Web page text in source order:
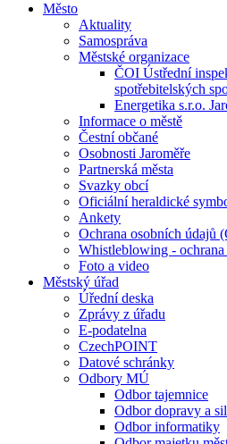
Město
Aktuality
Samospráva
Městské organizace
ČOI Ústřední
spotřebitelských
Energetika s.r.o.
Informace o městě
Čestní občané
Osobnosti Jaroměře
Partnerská města
Svazky obcí
Oficiální heraldické
Ankety
Ochrana osobních údajů
Whistleblowing - ochrana
Foto a video
Městský úřad
Úřední deska
Zprávy z úřadu
E-podatelna
CzechPOINT
Datové schránky
Odbory MÚ
Odbor tajemnice
Odbor dopravy a
Odbor informatiky